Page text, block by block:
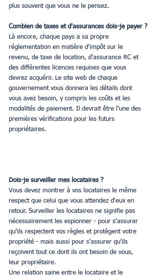
plus souvent que vous ne le pensez.
Combien de taxes et d'assurances dois-je payer ?
Là encore, chaque pays a sa propre
réglementation en matière d'impôt sur le
revenu, de taxe de location, d'assurance RC et
des différentes licences requises que vous
devrez acquérir. Le site web de chaque
gouvernement vous donnera les détails dont
vous avez besoin, y compris les coûts et les
modalités de paiement. Il devrait être l'une des
premières vérifications pour les futurs
propriétaires.
Dois-je surveiller mes locataires ?
Vous devez montrer à vos locataires le même
respect que celui que vous attendez d'eux en
retour. Surveiller les locataires ne signifie pas
nécessairement les espionner - pour s'assurer
qu'ils respectent vos règles et protègent votre
propriété - mais aussi pour s'assurer qu'ils
reçoivent tout ce dont ils ont besoin de vous,
leur propriétaire.
Une relation saine entre le locataire et le